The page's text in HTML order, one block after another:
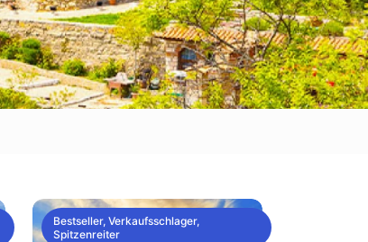
Bestseller, Verkaufsschlager,
Spitzenreiter